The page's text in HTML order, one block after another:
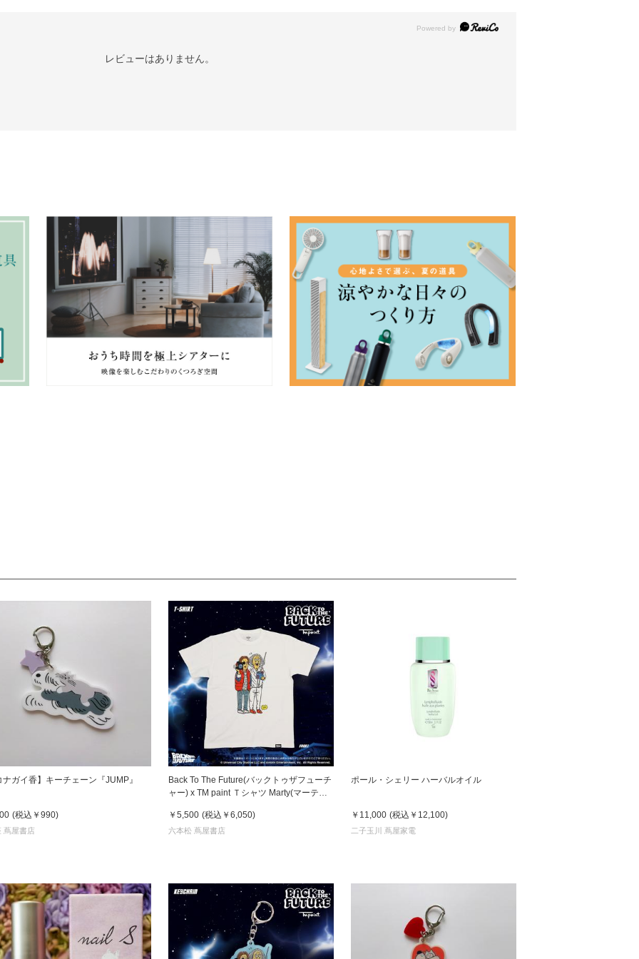
レビューはありません。
ナガイ香】キーチェーン『JUMP』
(税込 ￥990)
蔦屋書店
Back To The Future(バックトゥザフューチ
ャー) x TM paint Ｔシャツ Marty(マーティ)
￥5,500 (税込 ￥6,050)
六本松 蔦屋書店
ポール・シェリー ハーバルオイル
￥11,000 (税込 ￥12,100)
二子玉川 蔦屋家電